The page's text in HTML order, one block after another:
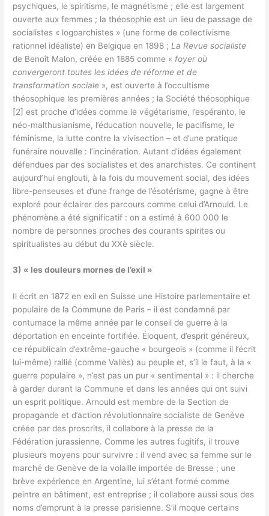
psychiques, le spiritisme, le magnétisme ; elle est largement
ouverte aux femmes ; la théosophie est un lieu de passage de
socialistes « logoarchistes » (une forme de collectivisme
rationnel idéaliste) en Belgique en 1898 ; La Revue socialiste
de Benoît Malon, créée en 1885 comme « foyer où
convergeront toutes les idées de réforme et de
transformation sociale », est ouverte à l’occultisme
théosophique les premières années ; la Société théosophique
[2] est proche d’idées comme le végétarisme, l’espéranto, le
néo-malthusianisme, l’éducation nouvelle, le pacifisme, le
féminisme, la lutte contre la vivisection – et d’une pratique
funéraire nouvelle : l’incinération. Autant d’idées également
défendues par des socialistes et des anarchistes. Ce continent
aujourd’hui englouti, à la fois du mouvement social, des idées
libre-penseuses et d’une frange de l’ésotérisme, gagne à être
exploré pour éclairer des parcours comme celui d’Arnould. Le
phénomène a été significatif : on a estimé à 600 000 le
nombre de personnes proches des courants spirites ou
spiritualistes au début du XXè siècle.
3) « les douleurs mornes de l’exil »
Il écrit en 1872 en exil en Suisse une Histoire parlementaire et
populaire de la Commune de Paris – il est condamné par
contumace la même année par le conseil de guerre à la
déportation en enceinte fortifiée. Éloquent, d’esprit généreux,
ce républicain d’extrême-gauche « bourgeois » (comme il l’écrit
lui-même) rallié (comme Vallès) au peuple et, s’il le faut, à la «
guerre populaire », n’est pas un pur « sentimental » : il cherche
à garder durant la Commune et dans les années qui ont suivi
un esprit politique. Arnould est membre de la Section de
propagande et d’action révolutionnaire socialiste de Genève
créée par des proscrits, il collabore à la presse de la
Fédération jurassienne. Comme les autres fugitifs, il trouve
plusieurs moyens pour survivre : il vend avec sa femme sur le
marché de Genève de la volaille importée de Bresse ; une
brève expérience en Argentine, lui s’étant formé comme
peintre en bâtiment, est entreprise ; il collabore aussi sous des
noms d’emprunt à la presse parisienne. S’il moque certains